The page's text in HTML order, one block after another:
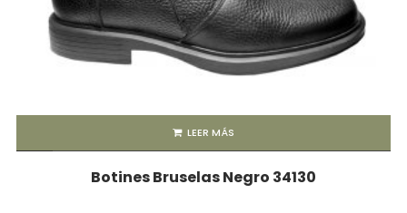
LEER MÁS
Botines Bruselas Negro 34130